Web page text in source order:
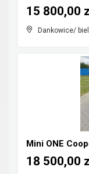
Dankowice/
15 800,00
18 500,00